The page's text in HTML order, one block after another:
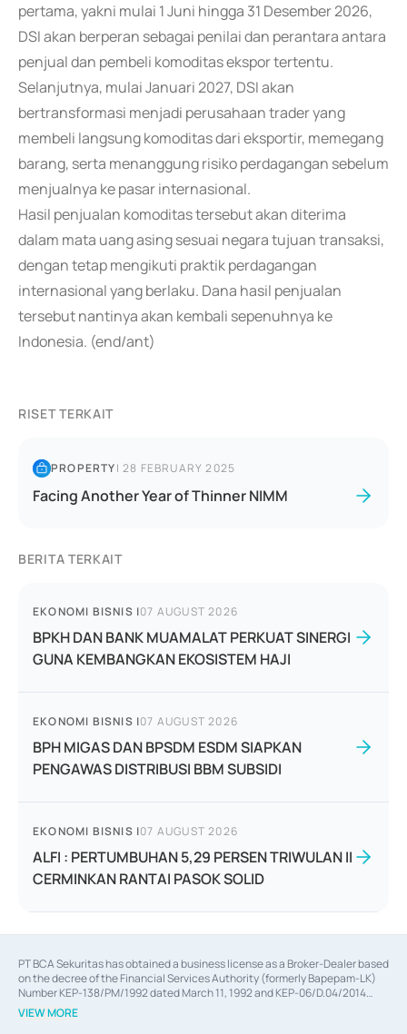
pertama, yakni mulai 1 Juni hingga 31 Desember 2026,
DSI akan berperan sebagai penilai dan perantara antara
penjual dan pembeli komoditas ekspor tertentu.
Selanjutnya, mulai Januari 2027, DSI akan
bertransformasi menjadi perusahaan trader yang
membeli langsung komoditas dari eksportir, memegang
barang, serta menanggung risiko perdagangan sebelum
menjualnya ke pasar internasional.
Hasil penjualan komoditas tersebut akan diterima
dalam mata uang asing sesuai negara tujuan transaksi,
dengan tetap mengikuti praktik perdagangan
internasional yang berlaku. Dana hasil penjualan
tersebut nantinya akan kembali sepenuhnya ke
Indonesia. (end/ant)
RISET TERKAIT
PROPERTY|28 FEBRUARY 2025
Facing Another Year of Thinner NIMM
BERITA TERKAIT
EKONOMI BISNIS |07 AUGUST 2026
BPKH DAN BANK MUAMALAT PERKUAT SINERGI
GUNA KEMBANGKAN EKOSISTEM HAJI
EKONOMI BISNIS |07 AUGUST 2026
BPH MIGAS DAN BPSDM ESDM SIAPKAN
PENGAWAS DISTRIBUSI BBM SUBSIDI
EKONOMI BISNIS |07 AUGUST 2026
ALFI : PERTUMBUHAN 5,29 PERSEN TRIWULAN II
CERMINKAN RANTAI PASOK SOLID
PT BCA Sekuritas has obtained a business license as a Broker-Dealer based
on the decree of the Financial Services Authority (formerly Bapepam-LK)
Number KEP-138/PM/1992 dated March 11, 1992 and KEP-06/D.04/2014
dated February 28, 2014, a business license as an Underwriter based on the
decree of the Financial Services Authority Number KEP-12/PM/PEE/1997
VIEW MORE